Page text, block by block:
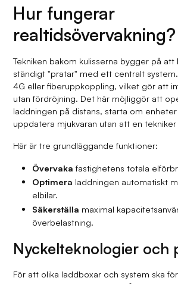
Hur fungerar
realtidsövervakning?
Tekniken bakom kulisserna bygger på att
ständigt "pratar" med ett centralt
4G eller fiberuppkoppling, vilket gör att
utan fördröjning. Det här möjliggör att
laddningen på distans, starta om
uppdatera mjukvaran utan att en tekniker
Här är tre grundläggande funktioner:
Övervaka fastighetens totala
Optimera laddningen automatiskt
elbilar.
Säkerställa maximal
överbelastning.
Nyckelteknologier och
För att olika laddboxar och system ska